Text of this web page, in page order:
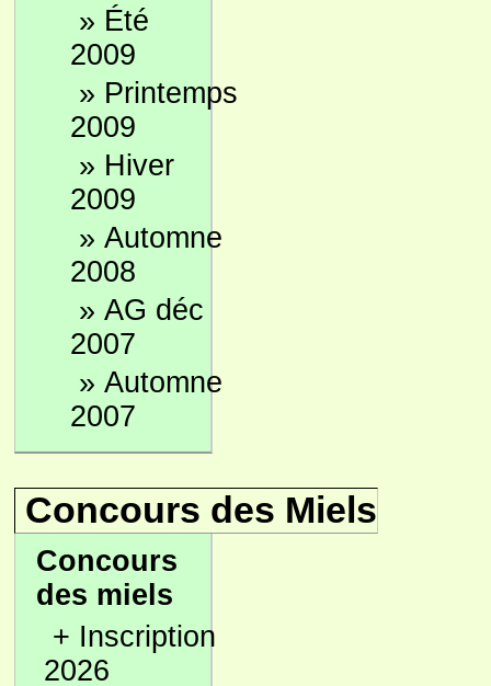
» Été
2009
» Printemps
2009
» Hiver
2009
» Automne
2008
» AG déc
2007
» Automne
2007
Concours des Miels
Concours
des miels
+ Inscription
2026